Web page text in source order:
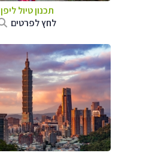
תכנון טיולליפן
לחץ לפרטים